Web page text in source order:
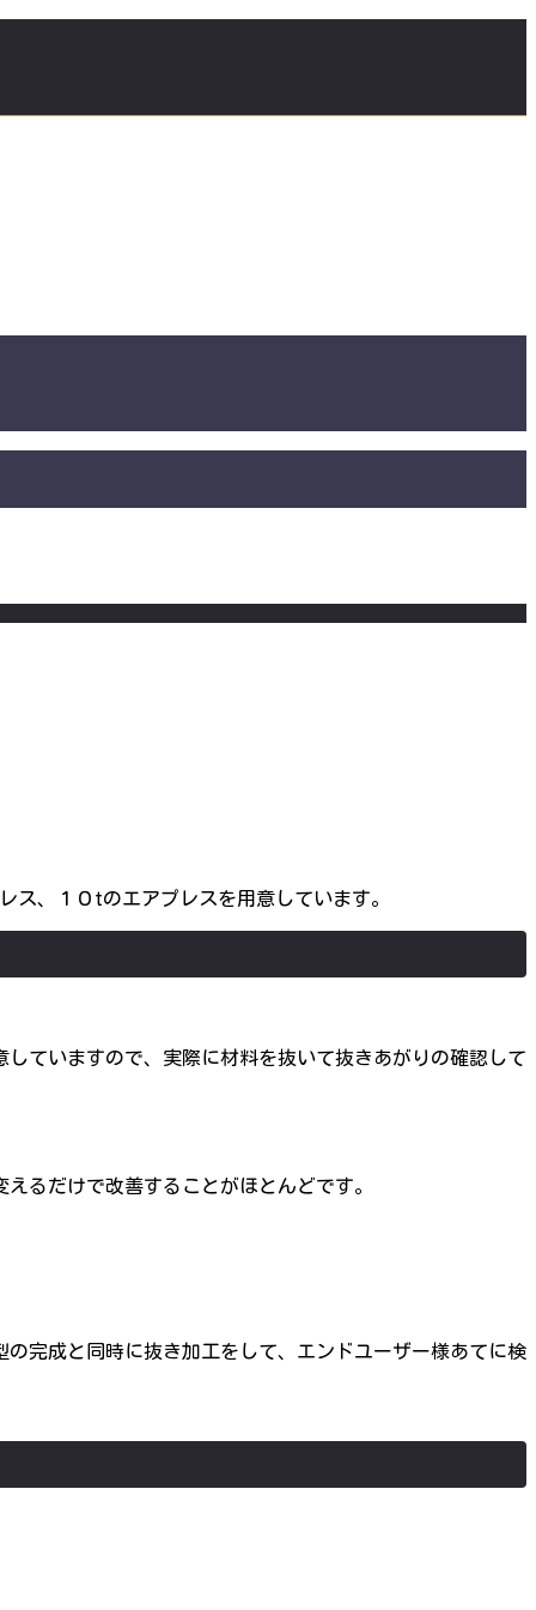
ス、１０tのエアプレスを用意しています。
ていますので、実際に材料を抜いて抜きあがりの確認して
るだけで改善することがほとんどです。
完成と同時に抜き加工をして、エンドユーザー様あてに検